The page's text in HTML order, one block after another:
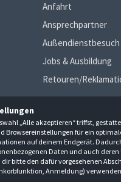
„Alle akzeptieren“ triffst,
Browsereinstellungen für ein
auf deinem Endgerät.
Daten und auch
bitte den dafür vorgesehenen
Anmeldung)
Anfahrt
Ansprechpartner
Außendienstbesuch
Jobs & Ausbildung
Retouren/
Impressum
2026 Verkauf nur an